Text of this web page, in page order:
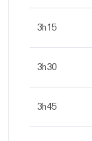
3h15
3h30
3h45